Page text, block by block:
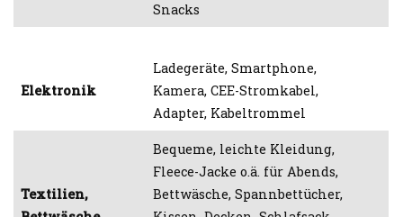
Snacks
Elektronik
Ladegeräte, Smartphone,
Kamera, CEE-Stromkabel,
Adapter, Kabeltrommel
Textilien,
Bequeme, leichte Kleidung,
Fleece-Jacke o.ä. für Abends,
Bettwäsche, Spannbettücher,